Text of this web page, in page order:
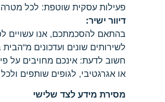
פעילות עסקית שוטפת: לכל מטרה
דיוור ישיר:
לשירותים שונים ועדכונים
חשוב לדעת: אינכם מחויבים על
או אגרגטיבי, לגופים שותפים
מסירת מידע לצד שלישי